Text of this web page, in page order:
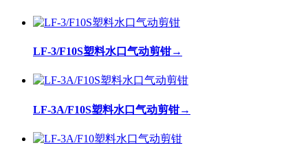
LF-3/F10S塑料水口气动剪钳→
LF-3A/F10S塑料水口气动剪钳→